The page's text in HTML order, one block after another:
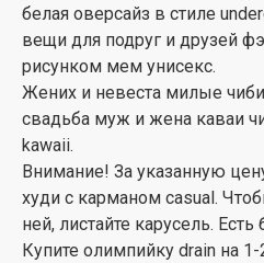
белая оверсайз в стиле
вещи для подруг и друзей
рисунком мем унисекс.
Жених и невеста милые
свадьба муж и жена каваи
kawaii.
Внимание! За указанную
худи с карманом casual.
ней, листайте карусель.
Купите олимпийку drain на